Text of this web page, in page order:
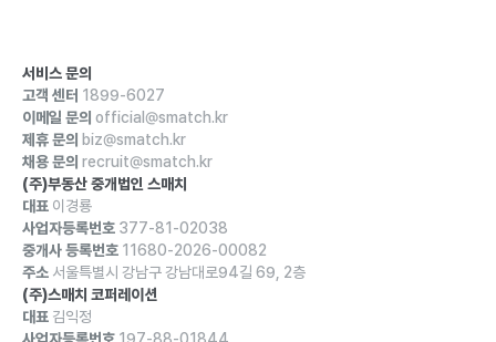
서비스 문의
고객 센터 1899-6027
이메일 문의 official@smatch.kr
제휴 문의 biz@smatch.kr
채용 문의 recruit@smatch.kr
(주)부동산 중개법인 스매치
대표 이경룡
사업자등록번호 377-81-02038
중개사 등록번호 11680-2026-00082
주소 서울특별시 강남구 강남대로94길 69, 2층
(주)스매치 코퍼레이션
대표 김익정
사업자등록번호 197-88-01844